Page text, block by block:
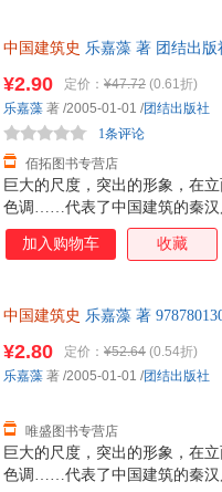
调。 雍容而大度，严谨而典丽
中国建筑史 乐嘉藻 著 团结出
巨大的尺度，突出的形象，在
色调……代表了中国建筑的秦汉
基础。 气派宏伟，恢阔舒展
国建筑的隋唐风格。隋唐建筑
调。 雍容而大度，严谨而典丽
¥2.90 定价： ¥47.72 (0.61折)
佰拓图书专营店
1条评论
乐嘉藻 著 /2005-01-01 /团结出版社
加入购物车 收藏
中国建筑史 乐嘉藻 著
巨大的尺度，突出的形象，在
色调……代表了中国建筑的秦汉
¥2.80 定价： ¥52.64 (0.54折)
唯盛图书专营店
乐嘉藻 著 /2005-01-01 /团结出版社